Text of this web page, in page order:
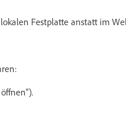
Festplatte anstatt im